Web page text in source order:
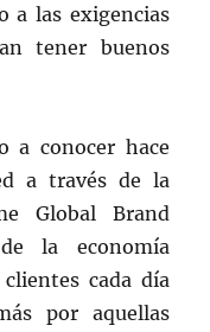
a las exigencias
tener buenos
a conocer hace
a través de la
Global Brand
la economía
cada día
por aquellas